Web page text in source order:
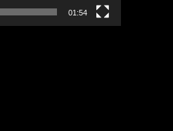
01:54